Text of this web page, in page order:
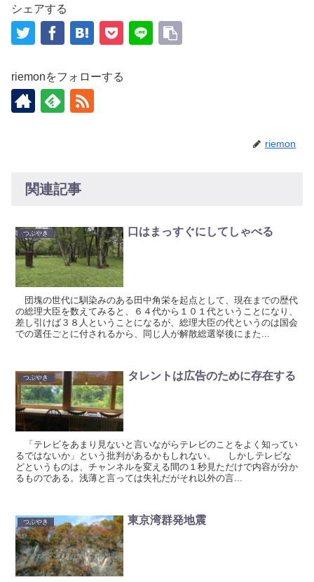
シェアする
riemonをフォローする
riemon
関連記事
つぶやき 口はまっすぐにしてしゃべる
団塊の世代に馴染みのある田中角栄を起点として、現在までの歴代
の総理大臣を数えてみると、６４代から１０１代ということになり、
差し引けば３８人ということになるが、総理大臣の代というのは国会
での選任ごとに付されるから、同じ人が解散総選挙後にまた...
つぶやき タレントは広告のために存在する
「テレビをあまり見ないと言いながらテレビのことをよく知ってい
るではないか」という批判があるかもしれない。 しかしテレビな
どというものは、チャンネルを変える間の１秒見ただけで内容が分か
るものである。浅薄と言っては失礼だがそれ以外の言...
つぶやき 東京湾群発地震